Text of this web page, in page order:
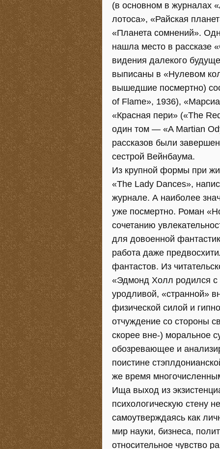
(в основном в журналах
лотоса», «Райская
«Планета сомнений».
нашла место в рассказе
видения далекого
выписаны в «Нулевом
вышедшие посмертно)
of Flame», 1936),
«Красная пери» («The
один том — «A Martian
рассказов были
сестрой Вейнбаума.
Из крупной формы при
«The Lady Dances»,
журнале. А наиболее
уже посмертно. Роман
сочетанию
для довоенной
работа даже
фантастов. Из
«Эдмонд Холл родился с
уродливой, «странной»
физической силой и
отчуждение со стороны
скорее вне-) моральное
обозревающее и
поистине
же время
Ища выход из
психологическую стену
самоутверждаясь как
мир науки, бизнеса,
относительное чувство